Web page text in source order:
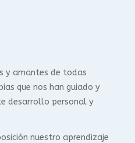
y amantes de todas
que nos han guiado y
desarrollo personal y
nuestro aprendizaje